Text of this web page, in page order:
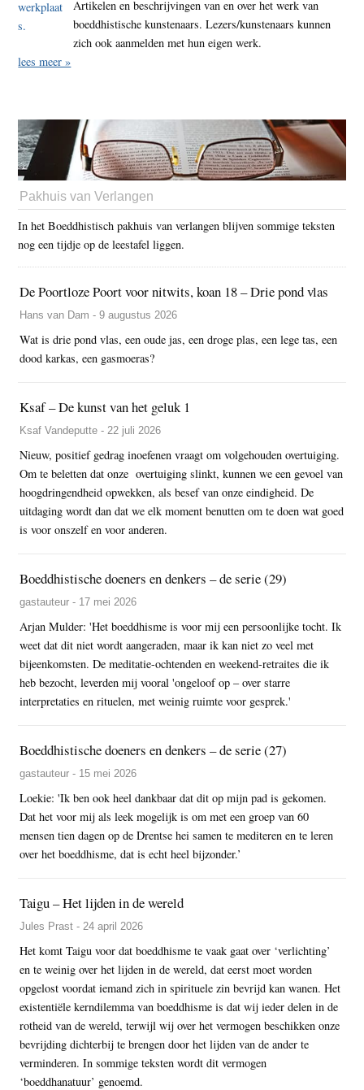
Artikelen en beschrijvingen van en over het werk van
boeddhistische kunstenaars. Lezers/kunstenaars kunnen
zich ook aanmelden met hun eigen werk.
lees meer »
Pakhuis van Verlangen
In het Boeddhistisch pakhuis van verlangen blijven sommige teksten
nog een tijdje op de leestafel liggen.
De Poortloze Poort voor nitwits, koan 18 – Drie pond vlas
Hans van Dam - 9 augustus 2026
Wat is drie pond vlas, een oude jas, een droge plas, een lege tas, een
dood karkas, een gasmoeras?
Ksaf – De kunst van het geluk 1
Ksaf Vandeputte - 22 juli 2026
Nieuw, positief gedrag inoefenen vraagt om volgehouden overtuiging.
Om te beletten dat onze overtuiging slinkt, kunnen we een gevoel van
hoogdringendheid opwekken, als besef van onze eindigheid. De
uitdaging wordt dan dat we elk moment benutten om te doen wat goed
is voor onszelf en voor anderen.
Boeddhistische doeners en denkers – de serie (29)
gastauteur - 17 mei 2026
Arjan Mulder: 'Het boeddhisme is voor mij een persoonlijke tocht. Ik
weet dat dit niet wordt aangeraden, maar ik kan niet zo veel met
bijeenkomsten. De meditatie-ochtenden en weekend-retraites die ik
heb bezocht, leverden mij vooral 'ongeloof op – over starre
interpretaties en rituelen, met weinig ruimte voor gesprek.'
Boeddhistische doeners en denkers – de serie (27)
gastauteur - 15 mei 2026
Loekie: 'Ik ben ook heel dankbaar dat dit op mijn pad is gekomen.
Dat het voor mij als leek mogelijk is om met een groep van 60
mensen tien dagen op de Drentse hei samen te mediteren en te leren
over het boeddhisme, dat is echt heel bijzonder.’
Taigu – Het lijden in de wereld
Jules Prast - 24 april 2026
Het komt Taigu voor dat boeddhisme te vaak gaat over ‘verlichting’
en te weinig over het lijden in de wereld, dat eerst moet worden
opgelost voordat iemand zich in spirituele zin bevrijd kan wanen. Het
existentiële kerndilemma van boeddhisme is dat wij ieder delen in de
rotheid van de wereld, terwijl wij over het vermogen beschikken onze
bevrijding dichterbij te brengen door het lijden van de ander te
verminderen. In sommige teksten wordt dit vermogen
‘boeddhanatuur’ genoemd.